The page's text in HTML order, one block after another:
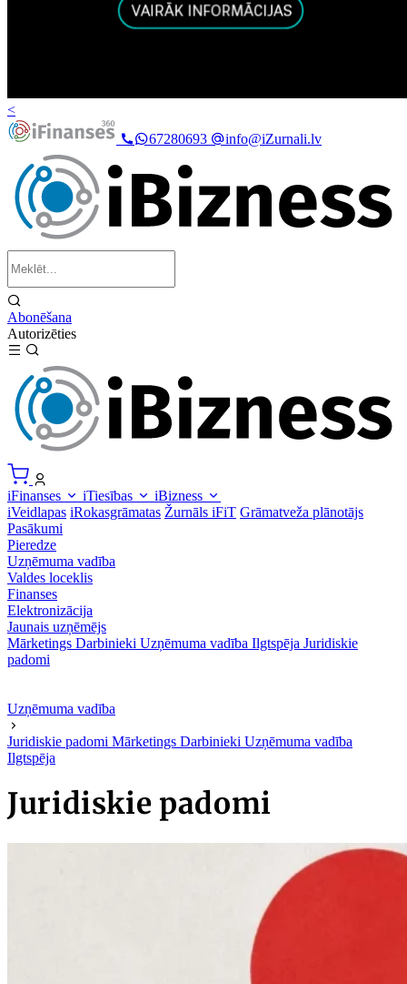
<
67280693
info@iZurnali.lv
Abonēšana
Autorizēties
iFinanses iTiesības
iBizness
iVeidlapas iRokasgrāmatas Žurnāls iFiT Grāmatveža plānotājs
Pasākumi
Pieredze
Uzņēmuma vadība
Valdes loceklis
Finanses
Elektronizācija
Jaunais uzņēmējs
Mārketings Darbinieki Uzņēmuma vadība Ilgtspēja Juridiskie
padomi
Uzņēmuma vadība
Juridiskie padomi Mārketings Darbinieki Uzņēmuma vadība
Ilgtspēja
Juridiskie padomi